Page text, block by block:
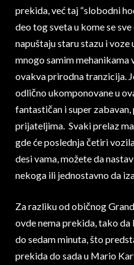
prekida, već taj “slobodni
deo tog sveta u kome se
napuštaju staru stazu i voze
mnogo samim mehanikama
ovakva prirodna tranzicija.
odlično ukomponovane u
fantastičan i super
prijateljima. Svaki prelaz
gde će poslednja četiri
desi vama, možete da
nekoga ili jednostavno da
Za razliku od običnog
ovde nema prekida, tako
do sedam minuta, što
prekida do sada u Mario